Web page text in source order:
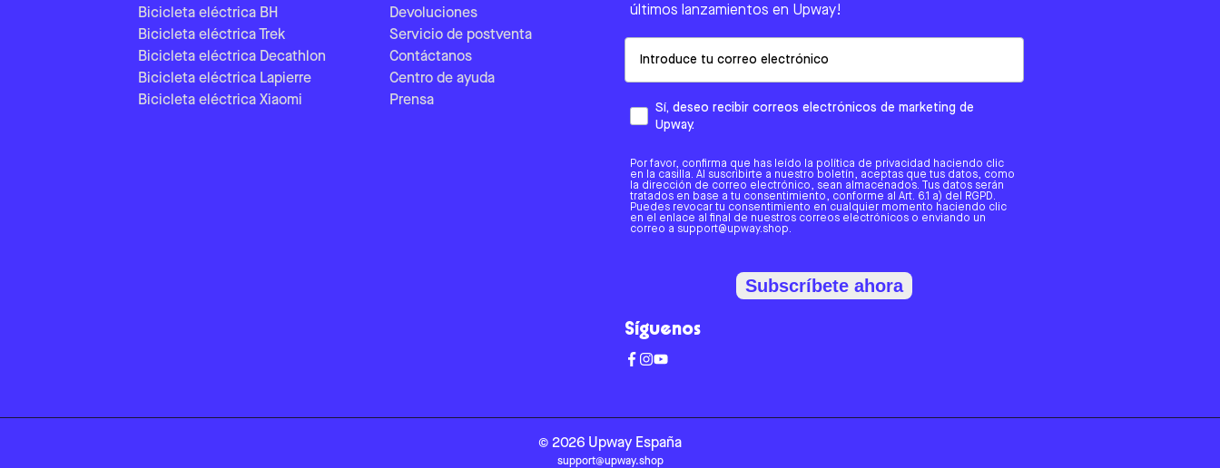
Bicicleta eléctrica BH
Bicicleta eléctrica Trek
Bicicleta eléctrica Decathlon
Bicicleta eléctrica Lapierre
Bicicleta eléctrica Xiaomi
Devoluciones
Servicio de postventa
Contáctanos
Centro de ayuda
Prensa
últimos lanzamientos en Upway!
Sí, deseo recibir correos electrónicos de marketing de
Upway.
Por favor, confirma que has leído la política de privacidad haciendo clic
en la casilla. Al suscribirte a nuestro boletín, aceptas que tus datos, como
la dirección de correo electrónico, sean almacenados. Tus datos serán
tratados en base a tu consentimiento, conforme al Art. 6.1 a) del RGPD.
Puedes revocar tu consentimiento en cualquier momento haciendo clic
en el enlace al final de nuestros correos electrónicos o enviando un
correo a support@upway.shop.
Subscríbete ahora
Síguenos
© 2026 Upway España
support@upway.shop